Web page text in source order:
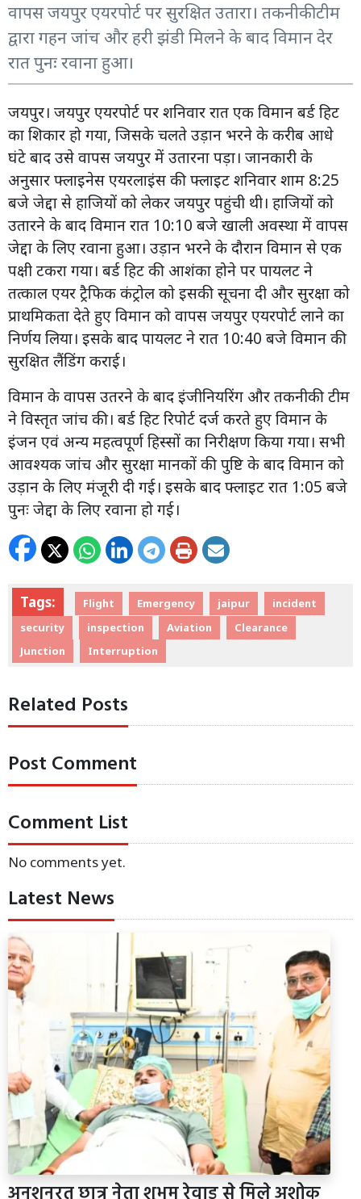
वापस जयपुर एयरपोर्ट पर सुरक्षित उतारा। तकनीकी टीम
द्वारा गहन जांच और हरी झंडी मिलने के बाद विमान देर
रात पुनः रवाना हुआ।
जयपुर। जयपुर एयरपोर्ट पर शनिवार रात एक विमान बर्ड हिट
का शिकार हो गया, जिसके चलते उड़ान भरने के करीब आधे
घंटे बाद उसे वापस जयपुर में उतारना पड़ा। जानकारी के
अनुसार फ्लाइनेस एयरलाइंस की फ्लाइट शनिवार शाम 8:25
बजे जेद्दा से हाजियों को लेकर जयपुर पहुंची थी। हाजियों को
उतारने के बाद विमान रात 10:10 बजे खाली अवस्था में वापस
जेद्दा के लिए रवाना हुआ। उड़ान भरने के दौरान विमान से एक
पक्षी टकरा गया। बर्ड हिट की आशंका होने पर पायलट ने
तत्काल एयर ट्रैफिक कंट्रोल को इसकी सूचना दी और सुरक्षा को
प्राथमिकता देते हुए विमान को वापस जयपुर एयरपोर्ट लाने का
निर्णय लिया। इसके बाद पायलट ने रात 10:40 बजे विमान की
सुरक्षित लैंडिंग कराई।
विमान के वापस उतरने के बाद इंजीनियरिंग और तकनीकी टीम
ने विस्तृत जांच की। बर्ड हिट रिपोर्ट दर्ज करते हुए विमान के
इंजन एवं अन्य महत्वपूर्ण हिस्सों का निरीक्षण किया गया। सभी
आवश्यक जांच और सुरक्षा मानकों की पुष्टि के बाद विमान को
उड़ान के लिए मंजूरी दी गई। इसके बाद फ्लाइट रात 1:05 बजे
पुनः जेद्दा के लिए रवाना हो गई।
Tags: Flight Emergency jaipur
incident
security
inspection Aviation
Clearance
Junction
Interruption
Related Posts
Post Comment
Comment List
No comments yet.
Latest News